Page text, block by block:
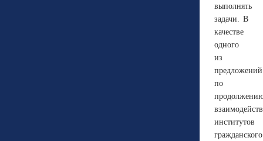
выполнять
задачи. В
качестве
одного
из
предложений
по
институтов
гражданского